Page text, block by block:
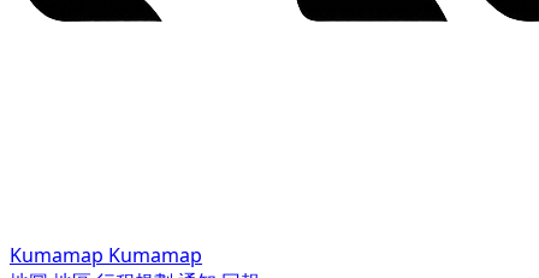
Kumamap Kumamap